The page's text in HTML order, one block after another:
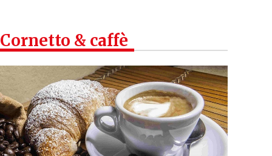
Cornetto & caffè